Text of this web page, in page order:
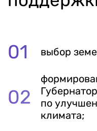
выбор
по
климата;